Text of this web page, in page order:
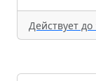
Действует до